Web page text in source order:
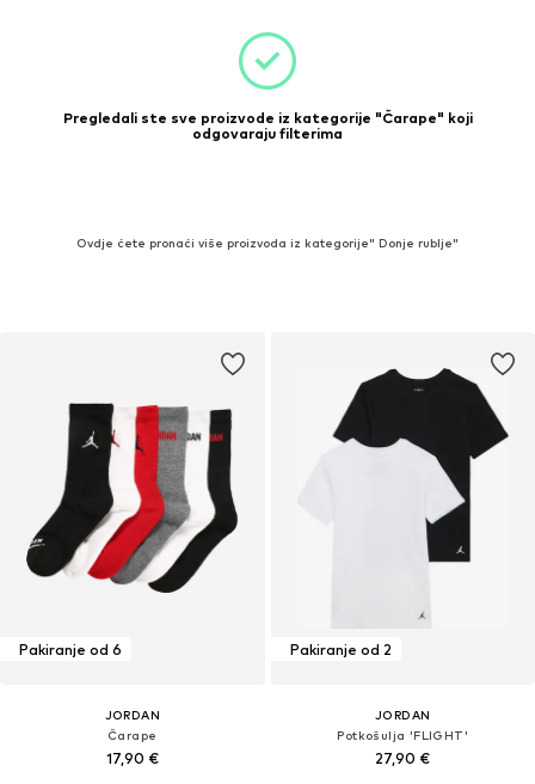
Pregledali ste sve proizvode iz kategorije "Čarape" koji
odgovaraju filterima
Ovdje ćete pronaći više proizvoda iz kategorije" Donje rublje"
Pakiranje od 6
JORDAN
Čarape
17,90 €
Pakiranje od 2
JORDAN
Potkošulja 'FLIGHT'
27,90 €